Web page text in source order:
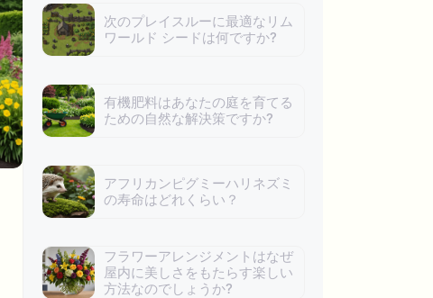
次のプレイスルーに最適なリム
ワールド シードは何ですか?
有機肥料はあなたの庭を育てる
ための自然な解決策ですか?
アフリカンピグミーハリネズミ
の寿命はどれくらい？
フラワーアレンジメントはなぜ
屋内に美しさをもたらす楽しい
方法なのでしょうか?